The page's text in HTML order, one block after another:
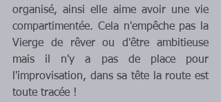
organisé, ainsi elle aime avoir une vie
compartimentée. Cela n'empêche pas la
Vierge de rêver ou d'être ambitieuse
mais il n'y a pas de place pour
l'improvisation, dans sa tête la route est
toute tracée !